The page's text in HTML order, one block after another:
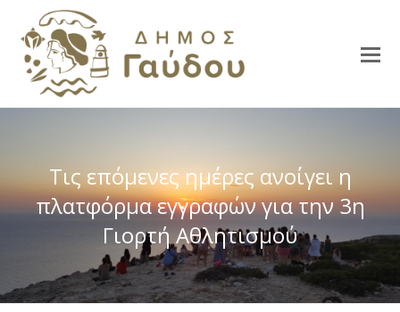
Τις επόμενες ημέρες ανοίγει η
πλατφόρμα εγγραφών για την 3η
Γιορτή Αθλητισμού